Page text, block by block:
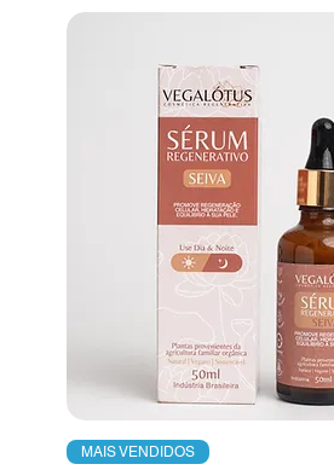
MAIS VENDIDOS